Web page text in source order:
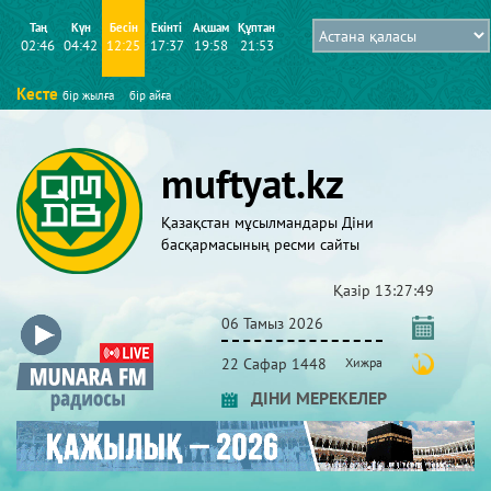
Таң
02:46
Күн
04:42
Бесін
12:25
Екінті
17:37
Ақшам
19:58
Құптан
21:53
Кесте бір жылға бір айға
muftyat.kz
Қазақстан мұсылмандары Діни
басқармасының ресми сайты
Қазір 13:27:49
06 Тамыз 2026
22 Сафар 1448 Хижра
ДІНИ МЕРЕКЕЛЕР